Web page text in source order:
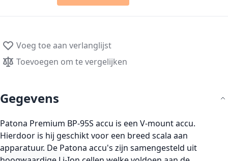
Voeg toe aan verlanglijst
Toevoegen om te vergelijken
Gegevens
Patona Premium BP-95S accu is een V-mount accu.
Hierdoor is hij geschikt voor een breed scala aan
apparatuur. De Patona accu's zijn samengesteld uit